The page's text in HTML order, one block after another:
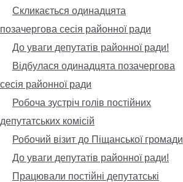
Скликається одинадцята
позачергова сесія районної ради
До уваги депутатів районної ради!
Відбулася одинадцята позачергова
сесія районної ради
Робоча зустріч голів постійних
депутатських комісій
Робочий візит до Піщанської громади
До уваги депутатів районної ради!
Працювали постійні депутатські